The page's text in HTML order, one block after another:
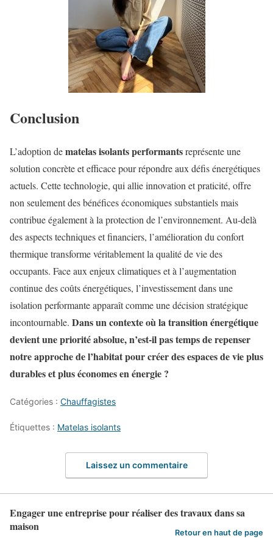
Conclusion
L’adoption dematelas isolants performantsreprésente une
solution concrète et efficace pour répondre aux défis énergétiques
actuels. Cette technologie, qui allie innovation et praticité, offre
non seulement des bénéfices économiques substantiels mais
contribue également à la protection de l’environnement. Au-delà
des aspects techniques et financiers, l’amélioration du confort
thermique transforme véritablement la qualité de vie des
occupants. Face aux enjeux climatiques et à l’augmentation
continue des coûts énergétiques, l’investissement dans une
isolation performante apparaît comme une décision stratégique
incontournable. Dans un contexte où la transition énergétique
devient une priorité absolue, n’est-il pas temps de repenser
notre approche de l’habitat pour créer des espaces de vie plus
durables et plus économes en énergie ?
Catégories : Chauffagistes
Étiquettes : Matelas isolants
Laissez un commentaire
Engager une entreprise pour réaliser des travaux dans sa
maison
Retour en haut de page